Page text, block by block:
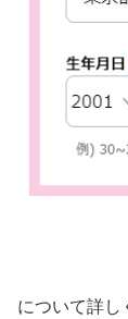
について詳し